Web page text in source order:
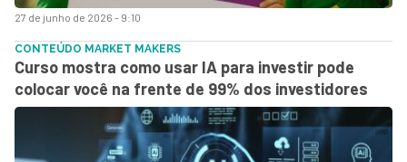
27 de junho de 2026 - 9:10
CONTEÚDO MARKET MAKERS
Curso mostra como usar IA para investir pode
colocar você na frente de 99% dos investidores